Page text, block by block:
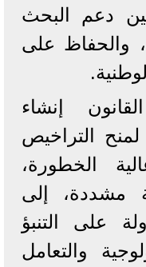
دعم البحث
والحفاظ على
إنشاء
التراخيص
الخطورة،
مشددة، إلى
على التنبؤ
والتعامل